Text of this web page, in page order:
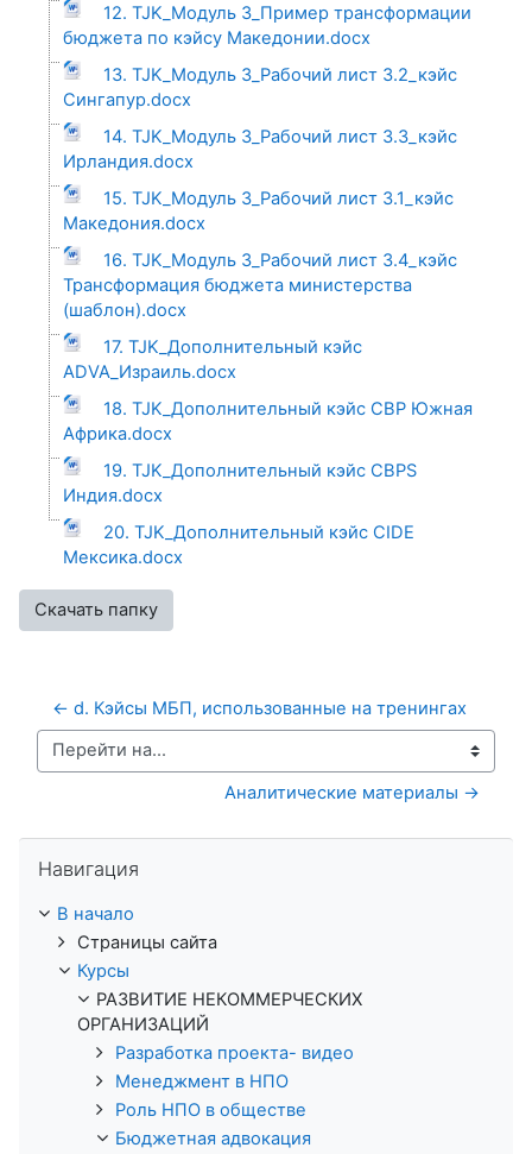
12. TJK_Модуль 3_Пример трансформации
бюджета по кэйсу Македонии.docx
13. TJK_Модуль 3_Рабочий лист 3.2_кэйс
Сингапур.docx
14. TJK_Модуль 3_Рабочий лист 3.3_кэйс
Ирландия.docx
15. TJK_Модуль 3_Рабочий лист 3.1_кэйс
Македония.docx
16. TJK_Модуль 3_Рабочий лист 3.4_кэйс
Трансформация бюджета министерства
(шаблон).docx
17. TJK_Дополнительный кэйс
ADVA_Израиль.docx
18. TJK_Дополнительный кэйс CBP Южная
Африка.docx
19. TJK_Дополнительный кэйс CBPS
Индия.docx
20. TJK_Дополнительный кэйс CIDE
Mексика.docx
Скачать папку
← d. Кэйсы МБП, использованные на тренингах
Перейти на...
Аналитические материалы →
Навигация
В начало
Страницы сайта
Курсы
РАЗВИТИЕ НЕКОММЕРЧЕСКИХ
ОРГАНИЗАЦИЙ
Разработка проекта- видео
Менеджмент в НПО
Роль НПО в обществе
Бюджетная адвокация